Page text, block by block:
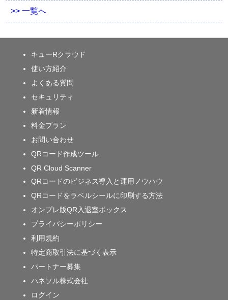
>> 一覧へ
キューRクラウド
使い方紹介
よくある質問
セキュリティ
新着情報
料金プラン
お問い合わせ
QRコード作成ツール
QR Cloud Scanner
QRコードのビジネス導入と運用ノウハウ
QRコードをラベルシールに印刷する方法
オンプレ版QR入退室ボックス
プライバシーポリシー
利用規約
特定商取引法に基づく表示
パートナー募集
ハネソル株式会社
ログイン